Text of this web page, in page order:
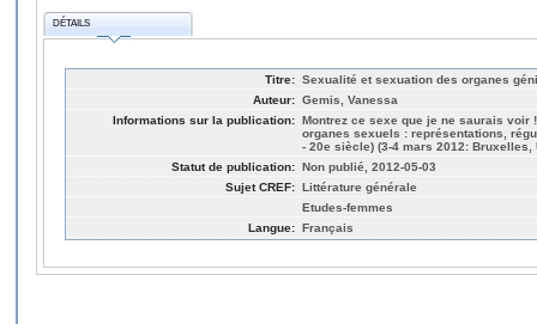
DÉTAILS
Titre: Sexualité et sexuation des organes
Auteur: Gemis, Vanessa
Informations sur la publication: Montrez ce sexe que je ne saurais
organes sexuels : représentations,
- 20e siècle) (3-4 mars 2012: Bruxelles,
Statut de publication: Non publié, 2012-05-03
Sujet CREF: Littérature générale
Etudes-femmes
Langue: Français